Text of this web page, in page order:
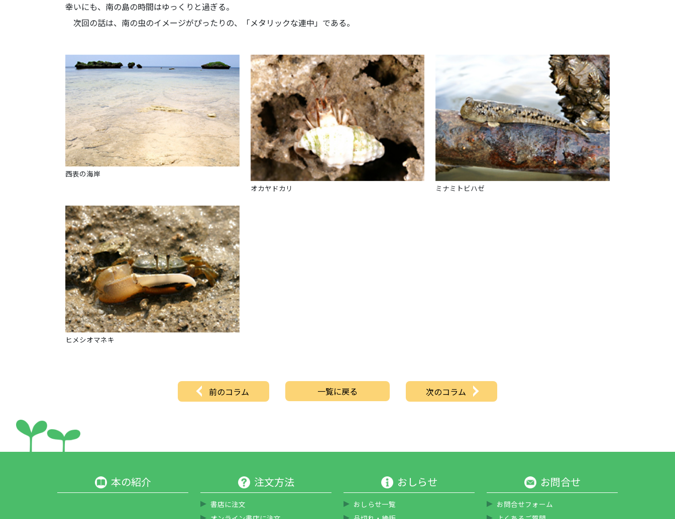
幸いにも、南の島の時間はゆっくりと過ぎる。
次回の話は、南の虫のイメージがぴったりの、「メタリックな連中」である。
西表の海岸
オカヤドカリ
ミナミトビハゼ
ヒメシオマネキ
前のコラム 一覧に戻る 次のコラム
本の紹介 注文方法
書店に注文
おしらせ
おしらせ一覧
お問合せ
お問合せフォーム